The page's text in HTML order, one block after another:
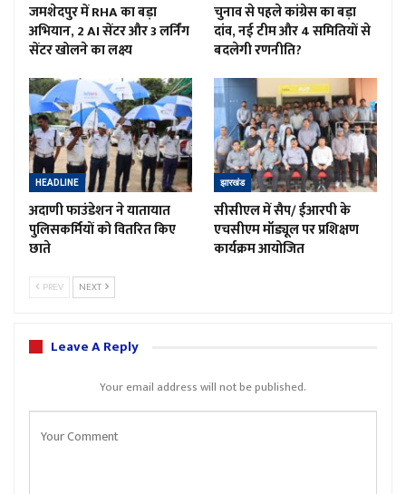
जमशेदपुर में RHA का बड़ा
अभियान, 2 AI सेंटर और 3 लर्निंग
सेंटर खोलने का लक्ष्य
चुनाव से पहले कांग्रेस का बड़ा
दांव, नई टीम और 4 समितियों से
बदलेगी रणनीति?
HEADLINE
अदाणी फाउंडेशन ने यातायात
पुलिसकर्मियों को वितरित किए
छाते
झारखंड
सीसीएल में सैप/ ईआरपी के
एचसीएम मॉड्यूल पर प्रशिक्षण
कार्यक्रम आयोजित
PREV NEXT
Leave A Reply
Your email address will not be published.